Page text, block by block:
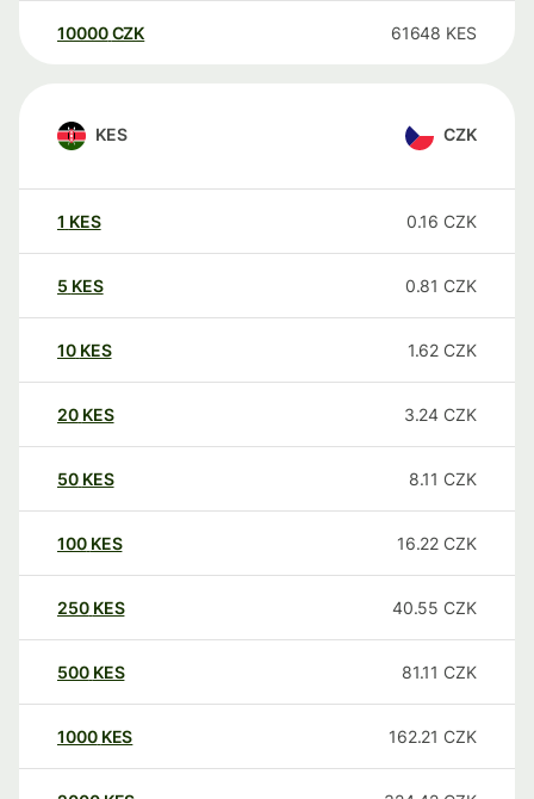
10000 CZK 61648 KES
KES CZK
1 KES 0.16 CZK
5 KES 0.81 CZK
10 KES 1.62 CZK
20 KES 3.24 CZK
50 KES 8.11 CZK
100 KES 16.22 CZK
250 KES 40.55 CZK
500 KES 81.11 CZK
1000 KES 162.21 CZK